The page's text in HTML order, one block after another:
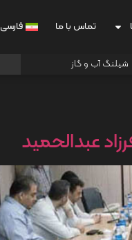
تماس با ما فارسی
شیلنگ آب و گاز
عبدالحمید